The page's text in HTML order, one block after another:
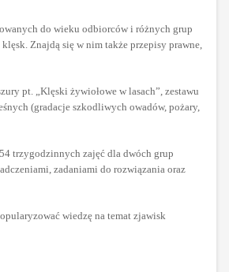
do wieku odbiorców i różnych grup
Znajdą się w nim także przepisy prawne,
pt. „Klęski żywiołowe w lasach”, zestawu
(gradacje szkodliwych owadów, pożary,
trzygodzinnych zajęć dla dwóch grup
zadaniami do rozwiązania oraz
wiedzę na temat zjawisk